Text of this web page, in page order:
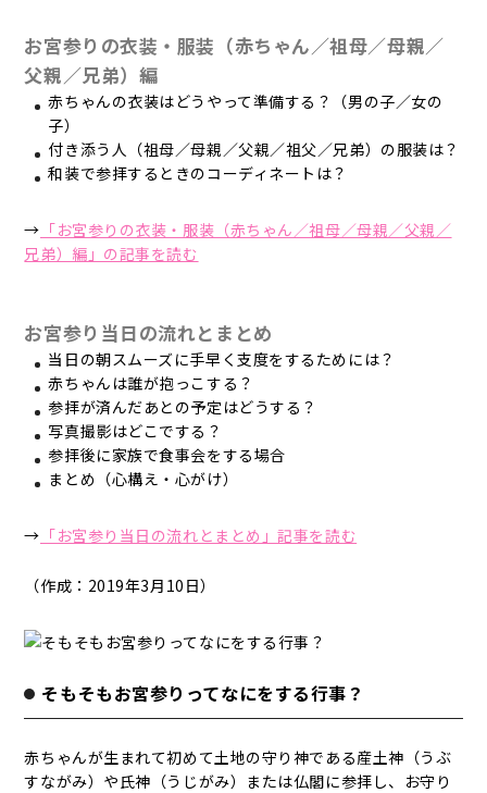
お宮参りの衣装・服装（赤ちゃん／祖母／母親／
父親／兄弟）編
赤ちゃんの衣装はどうやって準備する？（男の子／女の
子）
付き添う人（祖母／母親／父親／祖父／兄弟）の服装は？
和装で参拝するときのコーディネートは？
→ 「お宮参りの衣装・服装（赤ちゃん／祖母／母親／父親／
兄弟）編」の記事を読む
お宮参り当日の流れとまとめ
当日の朝スムーズに手早く支度をするためには？
赤ちゃんは誰が抱っこする？
参拝が済んだあとの予定はどうする？
写真撮影はどこでする？
参拝後に家族で食事会をする場合
まとめ（心構え・心がけ）
→ 「お宮参り当日の流れとまとめ」記事を読む
（作成：2019年3月10日）
そもそもお宮参りってなにをする行事？
赤ちゃんが生まれて初めて土地の守り神である産土神（うぶ
すながみ）や氏神（うじがみ）または仏閣に参拝し、お守り